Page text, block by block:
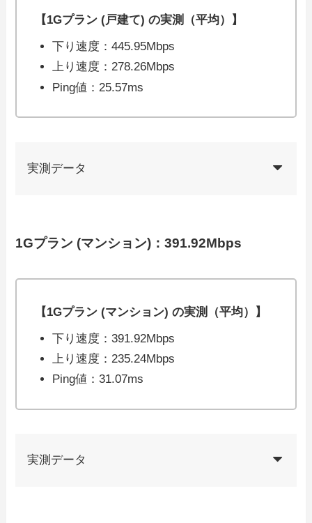
【1Gプラン (戸建て) の実測（平均）】
下り速度：445.95Mbps
上り速度：278.26Mbps
Ping値：25.57ms
実測データ
1Gプラン (マンション)：391.92Mbps
【1Gプラン (マンション) の実測（平均）】
下り速度：391.92Mbps
上り速度：235.24Mbps
Ping値：31.07ms
実測データ